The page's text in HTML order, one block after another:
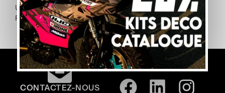
Une
maquette de validationest envoyée avant impression.
Fabrication française, qualité premium.
CONTACTEZ-NOUS
SUIVEZ-NOUS